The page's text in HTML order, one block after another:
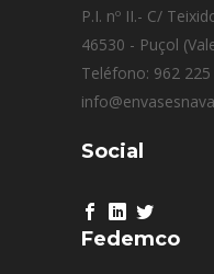
P.I. nº II.- C/
46530 - Puçol
Teléfono: 962 225
Social
Fedemco